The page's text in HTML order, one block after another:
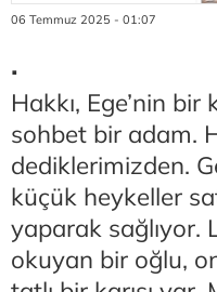
06 Temmuz 2025 - 01:07
.
Hakkı, Ege’nin
sohbet bir adam.
dediklerimizden.
küçük heykeller
yaparak sağlıyor.
okuyan bir oğlu,